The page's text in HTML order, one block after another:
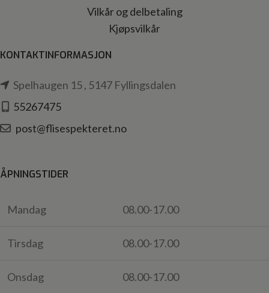
Vilkår og delbetaling
Kjøpsvilkår
KONTAKTINFORMASJON
Spelhaugen 15 , 5147 Fyllingsdalen
55267475
post@flisespekteret.no
ÅPNINGSTIDER
Mandag 08.00-17.00
Tirsdag 08.00-17.00
Onsdag 08.00-17.00